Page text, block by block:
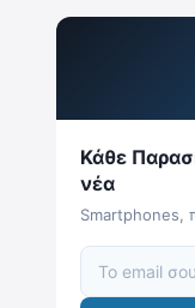
Κάθε
νέα
Smartphones,